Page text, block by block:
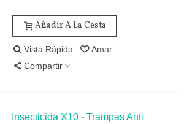
Añadir A La Cesta
Vista Rápida
Amar
Compartir
Insecticida X10 - Trampas Anti